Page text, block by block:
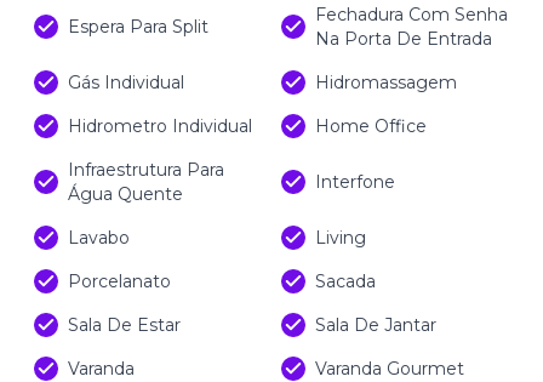
Espera Para Split
Fechadura Com Senha
Na Porta De Entrada
Gás Individual
Hidromassagem
Hidrometro Individual
Home Office
Infraestrutura Para
Água Quente
Interfone
Lavabo
Living
Porcelanato
Sacada
Sala De Estar
Sala De Jantar
Varanda
Varanda Gourmet